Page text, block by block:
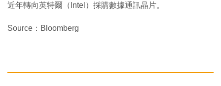
近年轉向英特爾（Intel）採購數據通訊晶片。
Source：Bloomberg